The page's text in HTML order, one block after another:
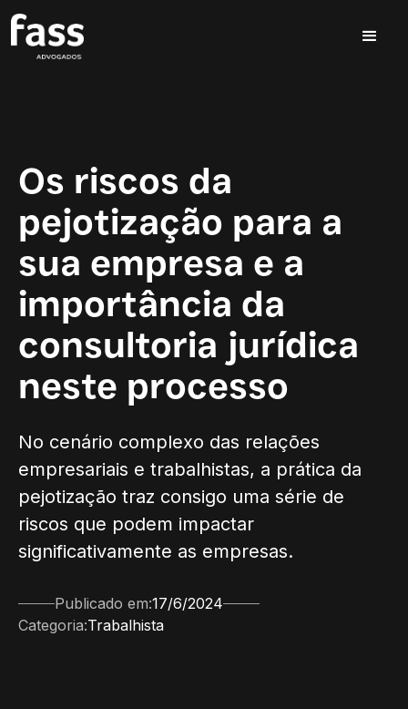
Os riscos da
pejotização para a
sua empresa e a
importância da
consultoria jurídica
neste processo
No cenário complexo das relações
empresariais e trabalhistas, a prática da
pejotização traz consigo uma série de
riscos que podem impactar
significativamente as empresas.
Publicado em:17/6/2024
Categoria:Trabalhista